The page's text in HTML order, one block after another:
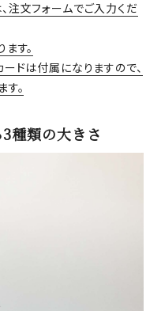
注文フォームでご入力くだ
す。
ドは付属になりますので、
。
種類の大きさ